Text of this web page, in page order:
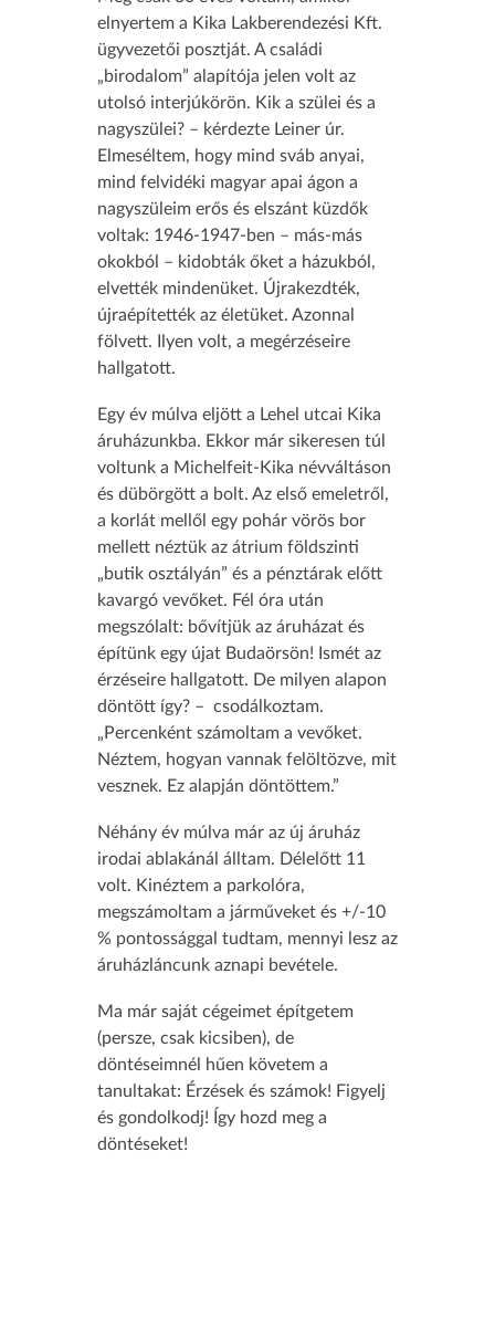
elnyertem a Kika Lakberendezési Kft.
ügyvezetői posztját. A családi
„birodalom” alapítója jelen volt az
utolsó interjúkörön. Kik a szülei és a
nagyszülei? – kérdezte Leiner úr.
Elmeséltem, hogy mind sváb anyai,
mind felvidéki magyar apai ágon a
nagyszüleim erős és elszánt küzdők
voltak: 1946-1947-ben – más-más
okokból – kidobták őket a házukból,
elvették mindenüket. Újrakezdték,
újraépítették az életüket. Azonnal
fölvett. Ilyen volt, a megérzéseire
hallgatott.
Egy év múlva eljött a Lehel utcai Kika
áruházunkba. Ekkor már sikeresen túl
voltunk a Michelfeit-Kika névváltáson
és dübörgött a bolt. Az első emeletről,
a korlát mellől egy pohár vörös bor
mellett néztük az átrium földszinti
„butik osztályán” és a pénztárak előtt
kavargó vevőket. Fél óra után
megszólalt: bővítjük az áruházat és
építünk egy újat Budaörsön! Ismét az
érzéseire hallgatott. De milyen alapon
döntött így? – csodálkoztam.
„Percenként számoltam a vevőket.
Néztem, hogyan vannak felöltözve, mit
vesznek. Ez alapján döntöttem.”
Néhány év múlva már az új áruház
irodai ablakánál álltam. Délelőtt 11
volt. Kinéztem a parkolóra,
megszámoltam a járműveket és +/-10
% pontossággal tudtam, mennyi lesz az
áruházláncunk aznapi bevétele.
Ma már saját cégeimet építgetem
(persze, csak kicsiben), de
döntéseimnél hűen követem a
tanultakat: Érzések és számok! Figyelj
és gondolkodj! Így hozd meg a
döntéseket!